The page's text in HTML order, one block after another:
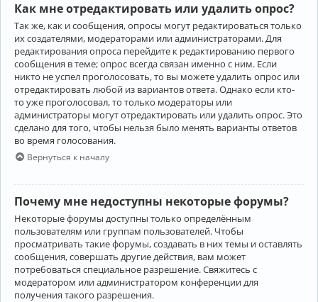
Как мне отредактировать или удалить опрос?
Так же, как и сообщения, опросы могут редактироваться только
их создателями, модераторами или администраторами. Для
редактирования опроса перейдите к редактированию первого
сообщения в теме; опрос всегда связан именно с ним. Если
никто не успел проголосовать, то вы можете удалить опрос или
отредактировать любой из вариантов ответа. Однако если кто-
то уже проголосовал, то только модераторы или
администраторы могут отредактировать или удалить опрос. Это
сделано для того, чтобы нельзя было менять варианты ответов
во время голосования.
Вернуться к началу
Почему мне недоступны некоторые форумы?
Некоторые форумы доступны только определённым
пользователям или группам пользователей. Чтобы
просматривать такие форумы, создавать в них темы и оставлять
сообщения, совершать другие действия, вам может
потребоваться специальное разрешение. Свяжитесь с
модератором или администратором конференции для
получения такого разрешения.